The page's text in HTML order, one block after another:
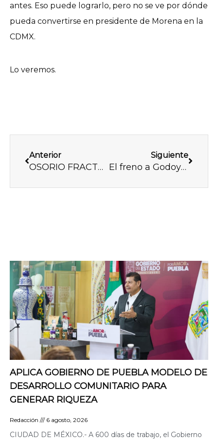
antes. Eso puede lograrlo, pero no se ve por dónde
pueda convertirse en presidente de Morena en la
CDMX.
Lo veremos.
Anterior
OSORIO FRACTURA A MORENA EN TLALPAN
Siguiente
El freno a Godoy y a Corral
APLICA GOBIERNO DE PUEBLA MODELO DE
DESARROLLO COMUNITARIO PARA
GENERAR RIQUEZA
Redacción 6 agosto, 2026
CIUDAD DE MÉXICO.- A 600 días de trabajo, el Gobierno